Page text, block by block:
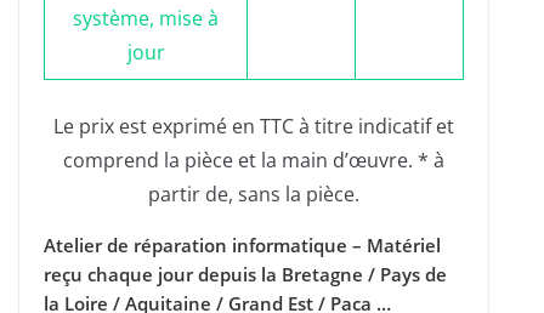
système, mise à
jour
Le prix est exprimé en TTC à titre indicatif et
comprend la pièce et la main d’œuvre. * à
partir de, sans la pièce.
Atelier de réparation informatique – Matériel
reçu chaque jour depuis la Bretagne / Pays de
la Loire / Aquitaine / Grand Est / Paca …